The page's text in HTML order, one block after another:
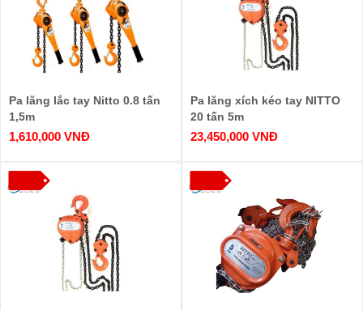
Pa lăng lắc tay Nitto 0.8 tấn
1,5m
1,610,000 VNĐ
Pa lăng xích kéo tay NITTO
20 tấn 5m
23,450,000 VNĐ